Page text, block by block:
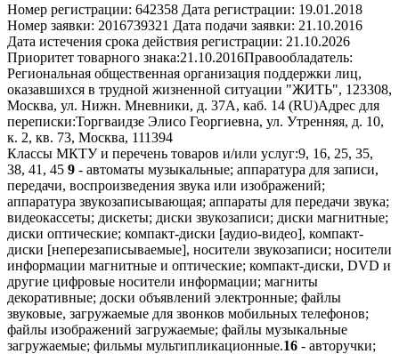
Номер регистрации: 642358 Дата регистрации: 19.01.2018
Номер заявки: 2016739321 Дата подачи заявки: 21.10.2016
Дата истечения срока действия регистрации: 21.10.2026
Приоритет товарного знака:21.10.2016Правообладатель:
Региональная общественная организация поддержки лиц,
оказавшихся в трудной жизненной ситуации "ЖИТЬ", 123308,
Москва, ул. Нижн. Мневники, д. 37А, каб. 14 (RU)Адрес для
переписки:Торгваидзе Элисо Георгиевна, ул. Утренняя, д. 10,
к. 2, кв. 73, Москва, 111394
Классы МКТУ и перечень товаров и/или услуг:9, 16, 25, 35,
38, 41, 45 9 - автоматы музыкальные; аппаратура для записи,
передачи, воспроизведения звука или изображений;
аппаратура звукозаписывающая; аппараты для передачи звука;
видеокассеты; дискеты; диски звукозаписи; диски магнитные;
диски оптические; компакт-диски [аудио-видео], компакт-
диски [неперезаписываемые], носители звукозаписи; носители
информации магнитные и оптические; компакт-диски, DVD и
другие цифровые носители информации; магниты
декоративные; доски объявлений электронные; файлы
звуковые, загружаемые для звонков мобильных телефонов;
файлы изображений загружаемые; файлы музыкальные
загружаемые; фильмы мультипликационные.16 - авторучки;